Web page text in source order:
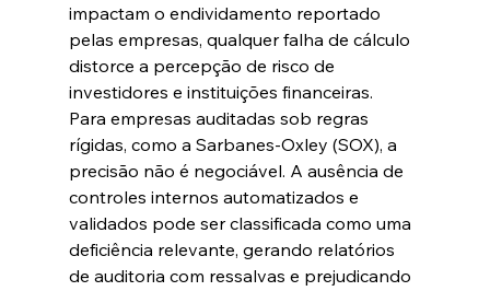
impactam o endividamento reportado
pelas empresas, qualquer falha de cálculo
distorce a percepção de risco de
investidores e instituições financeiras.
Para empresas auditadas sob regras
rígidas, como a Sarbanes-Oxley (SOX), a
precisão não é negociável. A ausência de
controles internos automatizados e
validados pode ser classificada como uma
deficiência relevante, gerando relatórios
de auditoria com ressalvas e prejudicando